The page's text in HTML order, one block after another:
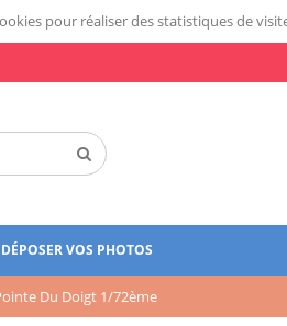
pour réaliser des statistiques de
DÉPOSER VOS PHOTOS
Du Doigt 1/72ème